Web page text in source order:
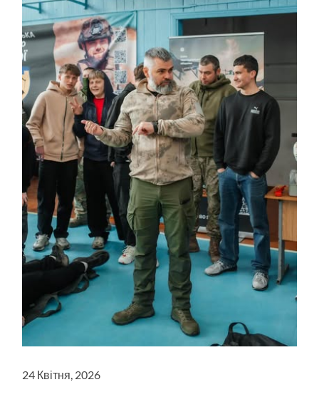
24 Квітня, 2026